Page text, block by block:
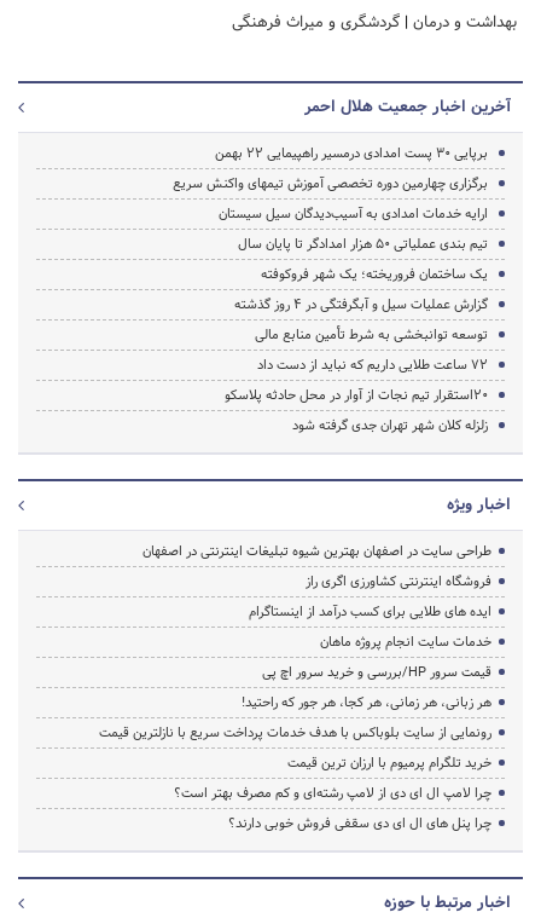
بهداشت و درمان | گردشگری و میراث فرهنگی
آخرین اخبار جمعیت هلال احمر
برپایی 30 پست امدادی درمسیر راهپیمایی 22 بهمن
برگزاری چهارمین دوره تخصصی آموزش تیمهای واکنش سریع
ارایه خدمات امدادی به آسیب‌دیدگان سیل سیستان
تیم بندی عملیاتی 50 هزار امدادگر تا پایان سال
یک ساختمان فروریخته؛ یک شهر فروکوفته
گزارش عملیات سیل و آبگرفتگی در 4 روز گذشته
توسعه توانبخشی به شرط تأمین منابع مالی
72 ساعت طلایی داریم که نباید از دست داد
20استقرار تیم نجات از آوار در محل حادثه پلاسکو
زلزله کلان شهر تهران جدی گرفته شود
اخبار ویژه
طراحی سایت در اصفهان بهترین شیوه تبلیغات اینترنتی در اصفهان
فروشگاه اینترنتی کشاورزی اگری راز
ایده های طلایی برای کسب درآمد از اینستاگرام
خدمات سایت انجام پروژه ماهان
قیمت سرور HP/بررسی و خرید سرور اچ پی
هر زبانی، هر زمانی، هر کجا، هر جور که راحتید!
رونمایی از سایت بلوباکس با هدف خدمات پرداخت سریع با نازلترین قیمت
خرید تلگرام پرمیوم با ارزان ترین قیمت
چرا لامپ ال ای دی از لامپ رشته‌ای و کم مصرف بهتر است؟
چرا پنل های ال ای دی سقفی فروش خوبی دارند؟
اخبار مرتبط با حوزه